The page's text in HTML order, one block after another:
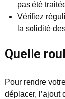
pas été
Vérifiez
la solidité
Quelle
Pour rendre
déplacer, l’ajout